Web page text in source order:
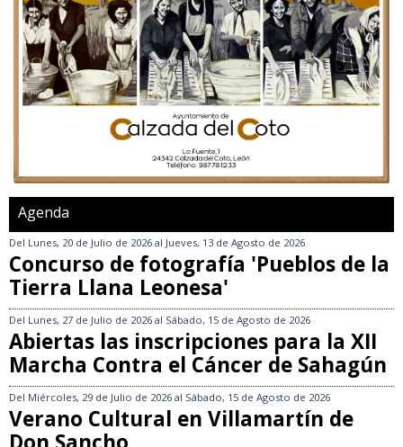
Agenda
Del Lunes, 20 de Julio de 2026 al Jueves, 13 de Agosto de 2026
Concurso de fotografía 'Pueblos de la
Tierra Llana Leonesa'
Del Lunes, 27 de Julio de 2026 al Sábado, 15 de Agosto de 2026
Abiertas las inscripciones para la XII
Marcha Contra el Cáncer de Sahagún
Del Miércoles, 29 de Julio de 2026 al Sábado, 15 de Agosto de 2026
Verano Cultural en Villamartín de